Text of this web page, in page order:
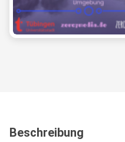
Beschreibung